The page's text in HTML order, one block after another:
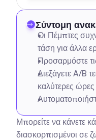
Σύντομη
Οι Πέμπτες
τάση για άλλα
Προσαρμόστε
Διεξάγετε A/B
καλύτερες
Μπορείτε να κάνετε
διασκορπισμένοι σε